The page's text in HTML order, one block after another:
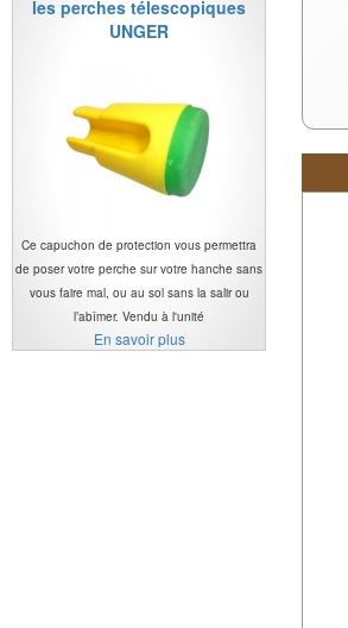
les perches télescopiques
UNGER
Ce capuchon de protection vous permettra
de poser votre perche sur votre hanche sans
vous faire mal, ou au sol sans la salir ou
l’abîmer. Vendu à l'unité
En savoir plus